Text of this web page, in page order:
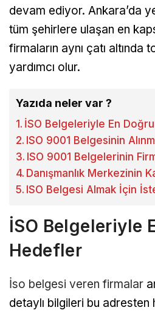
devam ediyor. Ankara’da
tüm şehirlere ulaşan en
firmaların aynı çatı altında
yardımcı olur.
Yazıda neler var ?
İSO Belgeleriyle En
ISO 9001 Belgesinin
ISO 9001 Belgelerinin
Danışmanlık Merkezinin
ISO Belgesi Almak İçin
İSO Belgeleriyle
Hedefler
İso belgesi veren firmalar
detaylı bilgileri bu adresten